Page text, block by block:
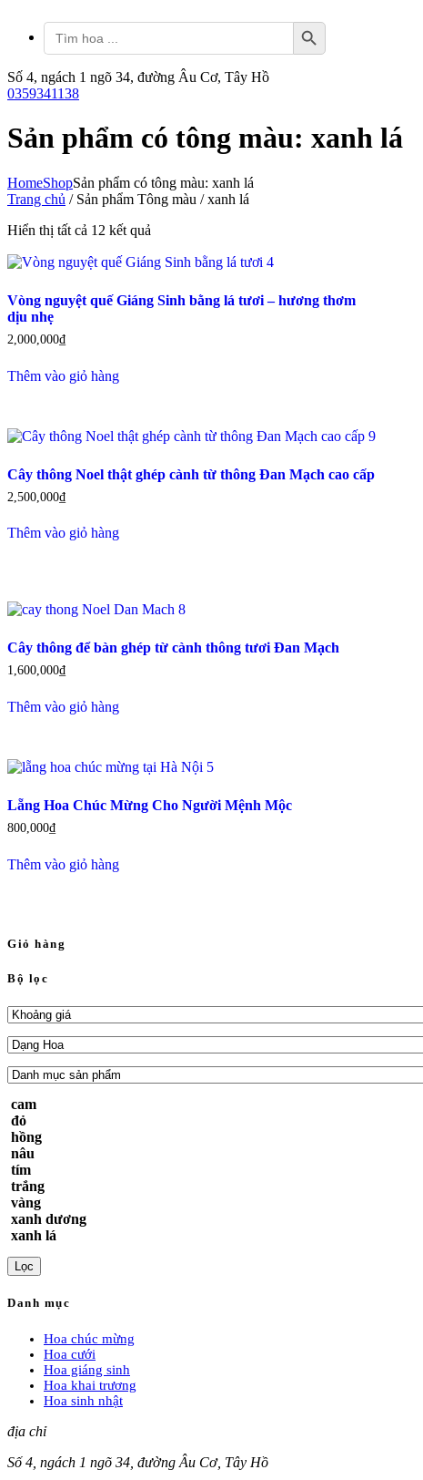
Search
for:
Search Button
Số 4, ngách 1 ngõ 34, đường Âu Cơ, Tây Hồ
0359341138
Sản phẩm có tông màu: xanh lá
HomeShopSản phẩm có tông màu: xanh lá
Trang chủ / Sản phẩm Tông màu / xanh lá
Hiển thị tất cả 12 kết quả
xếp
mới
nhất
Vòng nguyệt quế Giáng Sinh bằng lá tươi – hương thơm
dịu nhẹ
2,000,000₫
Thêm vào giỏ hàng
Cây thông Noel thật ghép cành từ thông Đan Mạch cao cấp
2,500,000₫
Thêm vào giỏ hàng
Cây thông để bàn ghép từ cành thông tươi Đan Mạch
1,600,000₫
Thêm vào giỏ hàng
Lẵng Hoa Chúc Mừng Cho Người Mệnh Mộc
800,000₫
Thêm vào giỏ hàng
Giỏ hàng
Bộ lọc
cam
đỏ
hồng
nâu
tím
trắng
vàng
xanh dương
xanh lá
Lọc
Danh mục
Hoa chúc mừng
Hoa cưới
Hoa giáng sinh
Hoa khai trương
Hoa sinh nhật
địa chỉ
Số 4, ngách 1 ngõ 34, đường Âu Cơ, Tây Hồ